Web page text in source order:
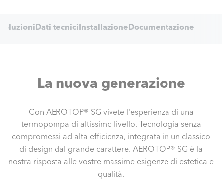
Navigation
SoluzioniDati tecniciInstallazioneDocumentazione
La nuova generazione
Con AEROTOP® SG vivete l'esperienza di una
termopompa di altissimo livello. Tecnologia senza
compromessi ad alta efficienza, integrata in un classico
di design dal grande carattere. AEROTOP® SG è la
nostra risposta alle vostre massime esigenze di estetica e
qualità.